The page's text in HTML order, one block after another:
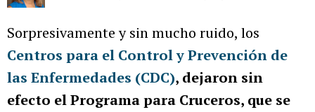
Sorpresivamente y sin mucho ruido, los
Centros para el Control y Prevención de
las Enfermedades (CDC), dejaron sin
efecto el Programa para Cruceros, que se